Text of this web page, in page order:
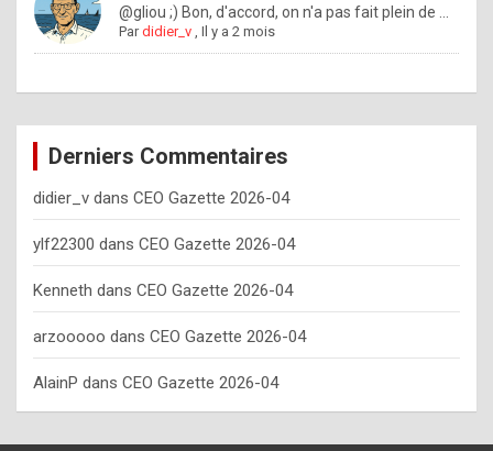
w
o
e
y
o
u
s
h
o
@gliou ;) Bon, d'accord, on n'a pas fait plein de ...
Pardidier_v ,Il y a 2 mois
Derniers Commentaires
didier_v dans CEO Gazette 2026-04
ylf22300 dans CEO Gazette 2026-04
Kenneth dans CEO Gazette 2026-04
arzooooo dans CEO Gazette 2026-04
AlainP dans CEO Gazette 2026-04